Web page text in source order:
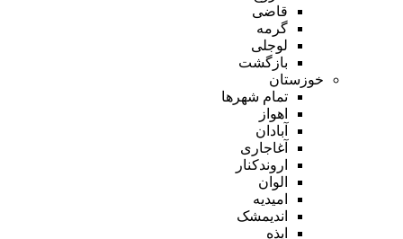
قاضی
گرمه
لوجلی
بازگشت
خوزستان
تمام شهر‌ها
اهواز
آبادان
آغاجاری
اروندکنار
الوان
امیدیه
اندیمشک
ایذه